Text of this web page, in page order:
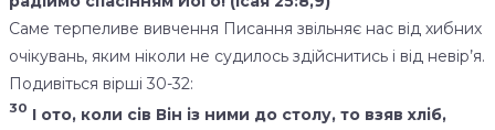
Саме терпеливе вивчення Писання звільняє нас від хибних
очікувань, яким ніколи не судилось здійснитись і від невір’я.
Подивіться вірші 30-32:
30 І ото, коли сів Він із ними до столу, то взяв хліб,